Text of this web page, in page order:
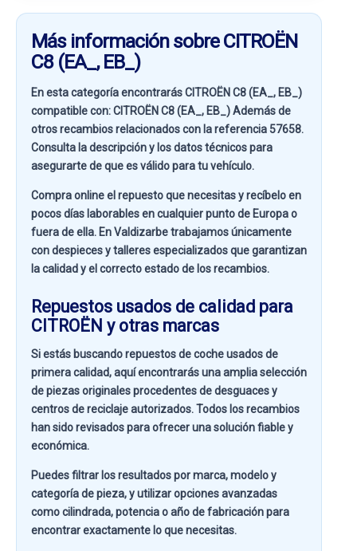
Más información sobre CITROËN
C8 (EA_, EB_)
En esta categoría encontrarás CITROËN C8 (EA_, EB_)
compatible con:CITROËN C8 (EA_, EB_)Además de
otros recambios relacionados con la referencia 57658.
Consulta la descripción y los datos técnicos para
asegurarte de que es válido para tu vehículo.
Compra online el repuesto que necesitas y recíbelo en
pocos días laborables en cualquier punto de Europa o
fuera de ella. EnValdizarbetrabajamos únicamente
con despieces y talleres especializados que garantizan
la calidad y el correcto estado de los recambios.
Repuestos usados de calidad para
CITROËN y otras marcas
Si estás buscandorepuestos de coche usados de
primera calidad, aquí encontrarás una amplia selección
de piezas originales procedentes de desguaces y
centros de reciclaje autorizados. Todos los recambios
han sido revisados para ofrecer una solución fiable y
económica.
Puedes filtrar los resultados pormarca, modelo y
categoría de pieza, y utilizar opciones avanzadas
comocilindrada, potencia o año de fabricaciónpara
encontrar exactamente lo que necesitas.